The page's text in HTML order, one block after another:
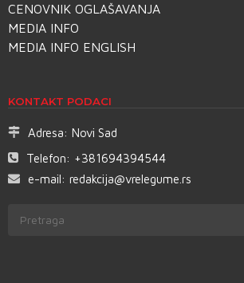
CENOVNIK OGLAŠAVANJA
MEDIA INFO
MEDIA INFO ENGLISH
KONTAKT PODACI
Adresa: Novi Sad
Telefon: +381694394544
e-mail: redakcija@vrelegume.rs